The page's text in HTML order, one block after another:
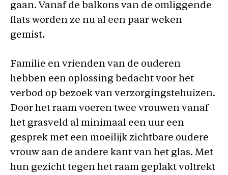
gaan. Vanaf de balkons van de omliggende
flats worden ze nu al een paar weken
gemist.
Familie en vrienden van de ouderen
hebben een oplossing bedacht voor het
verbod op bezoek van verzorgingstehuizen.
Door het raam voeren twee vrouwen vanaf
het grasveld al minimaal een uur een
gesprek met een moeilijk zichtbare oudere
vrouw aan de andere kant van het glas. Met
hun gezicht tegen het raam geplakt voltrekt